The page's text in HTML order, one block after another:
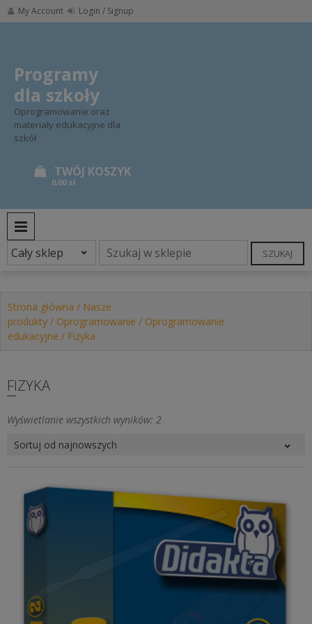
Skip
to
My Account Login / Signup
Programy
dla szkoły
Oprogramowanie oraz
materiały edukacyjne dla
szkół
0,00 zł
SZUKAJ
Strona główna / Nasze
produkty / Oprogramowanie / Oprogramowanie
edukacyjne / Fizyka
FIZYKA
Wyświetlanie wszystkich wyników: 2